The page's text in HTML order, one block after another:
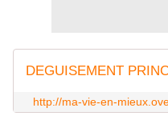
http://ma-vie-en-